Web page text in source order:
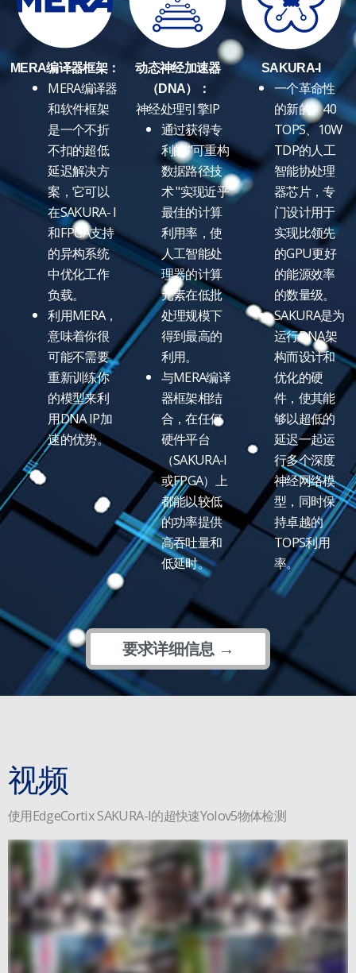
MERA编译器框架：
MERA编译器
和软件框架
是一个不折
不扣的超低
延迟解决方
案，它可以
在SAKURA- I
和FPGA支持
的异构系统
中优化工作
负载。
利用MERA，
意味着你很
可能不需要
重新训练你
的模型来利
用DNA IP加
速的优势。
动态神经加速器
（DNA）：
神经处理引擎IP
通过获得专
利的 "可重构
数据路径技
术 "实现近乎
最佳的计算
利用率，使
人工智能处
理器的计算
元素在低批
处理规模下
得到最高的
利用。
与MERA编译
器框架相结
合，在任何
硬件平台
（SAKURA-I
或FPGA）上
都能以较低
的功率提供
高吞吐量和
低延时。
SAKURA-I
一个革命性
的新的、40
TOPS、10W
TDP的人工
智能协处理
器芯片，专
门设计用于
实现比领先
的GPU更好
的能源效率
的数量级。
SAKURA是为
运行DNA架
构而设计和
优化的硬
件，使其能
够以超低的
延迟一起运
行多个深度
神经网络模
型，同时保
持卓越的
TOPS利用
率。
要求详细信息 →
视频
使用EdgeCortix SAKURA-I的超快速Yolov5物体检测